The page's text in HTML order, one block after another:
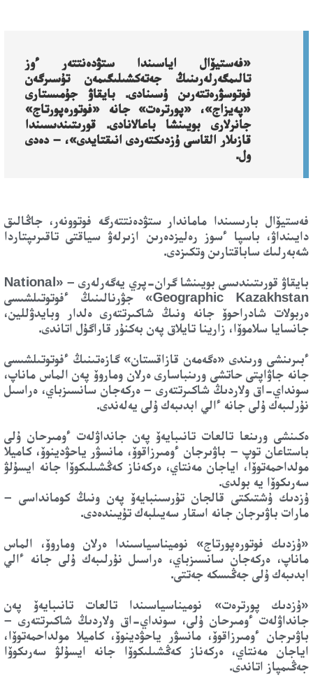
«فەستيۆال اياسىندا ستۋدەنتتەر ءوز
تالىمگەرلەرىنىڭ جەتەكشىلىگىمەن تۇسىرگەن
فوتوسۋرەتتەرىن ۇسىنادى. بايقاۋ جۇمىستارى
«پەيزاج»، «پورترەت» جانە «فوتورەپورتاج»
جانرلارى بويىنشا باعالانادى. قورىتىندىسىندا
قازىلار القاسى ۇزدىكتەردى انىقتايدى»، – دەدى
ول.
فەستيۆال بارىسىندا ماماندار ستۋدەنتتەرگە فوتوونەر، جاڭالىق
دايىنداۋ، باسپا ءسوز رەليزدەرىن ازىرلەۋ سياقتى تاقىرىپتاردا
شەبەرلىك ساباقتارىن وتكىزدى.
بايقاۋ قورىتىندىسى بويىنشا گران-پري يەگەرلەرى – «National
Geographic Kazakhstan» جۋرنالىنىڭ ءفوتوتىلشىسى
ەربولات شادراحوۆ جانە ونىڭ شاكىرتتەرى ەلدار وبايدۋللين،
جانسايا سلاموۆا، زارينا تايلاق پەن بەكنۇر قاراگۇل اتاندى.
ءبىرىنشى ورىندى «ەگەمەن قازاقستان» گازەتىنىڭ ءفوتوتىلشىسى
جانە جاۋاپتى حاتشى ورىنباسارى ەرلان وماروۆ پەن الماس ماناپ،
سونداي-اق ولاردىڭ شاكىرتتەرى – ەركەجان سانسىزباي، ەراسىل
نۇرلىبەك ۇلى جانە ءالي ابدىبەك ۇلى يەلەندى.
ەكىنشى ورىنعا تالعات تانىبايەۆ پەن جانداۋلەت ءومىرحان ۇلى
باستاعان توپ – باۋىرجان ءومىرزاقوۆ، مانسۋر ياحۋدينوۆ، كاميلا
مولداحمەتوۆا، اياجان مەنتاي، ەركەناز كەڭشىلىكوۆا جانە ايسۇلۋ
سەرىكوۆا يە بولدى.
ۇزدىك ۇشتىكتى قالجان تۇرسىنبايەۆ پەن ونىڭ كومانداسى –
مارات باۋىرجان جانە اسقار سەيىلبەك تۇيىندەدى.
«ۇزدىك فوتورەپورتاج» نوميناسياسىندا ەرلان وماروۆ، الماس
ماناپ، ەركەجان سانسىزباي، ەراسىل نۇرلىبەك ۇلى جانە ءالي
ابدىبەك ۇلى جەڭىسكە جەتتى.
«ۇزدىك پورترەت» نوميناسياسىندا تالعات تانىبايەۆ پەن
جانداۋلەت ءومىرحان ۇلى، سونداي-اق ولاردىڭ شاكىرتتەرى –
باۋىرجان ءومىرزاقوۆ، مانسۋر ياحۋدينوۆ، كاميلا مولداحمەتوۆا،
اياجان مەنتاي، ەركەناز كەڭشىلىكوۆا جانە ايسۇلۋ سەرىكوۆا
جەڭىمپاز اتاندى.